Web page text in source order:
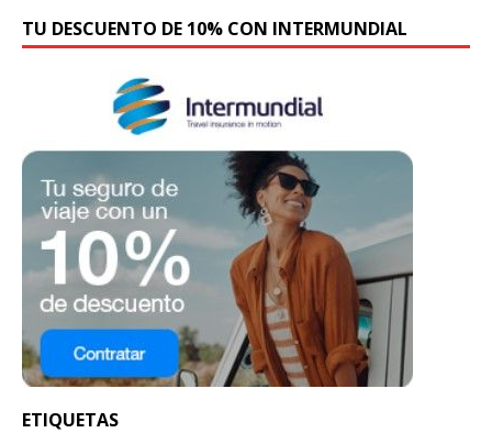
TU DESCUENTO DE 10% CON INTERMUNDIAL
ETIQUETAS